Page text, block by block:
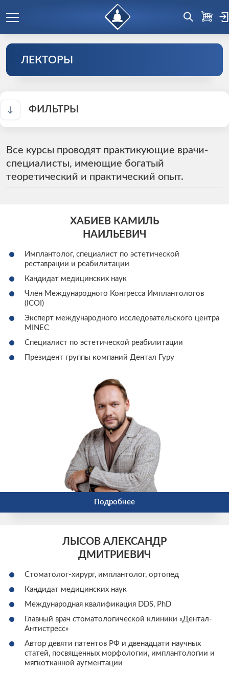
ЛЕКТОРЫ
↑ ФИЛЬТРЫ
Все курсы проводят практикующие врачи-
специалисты, имеющие богатый
теоретический и практический опыт.
ХАБИЕВ КАМИЛЬ
НАИЛЬЕВИЧ
Имплантолог, специалист по эстетической
реставрации и реабилитации
Кандидат медицинских наук
Член Международного Конгресса Имплантологов
(ICOI)
Эксперт международного исследовательского центра
MINEC
Специалист по эстетической реабилитации
Президент группы компаний Дентал Гуру
Подробнее
ЛЫСОВ АЛЕКСАНДР
ДМИТРИЕВИЧ
Стоматолог-хирург, имплантолог, ортопед
Кандидат медицинских наук
Международная квалификация DDS, PhD
Главный врач стоматологической клиники «Дентал-
Антистресс»
Автор девяти патентов РФ и двенадцати научных
статей, посвященных морфологии, имплантологии и
мягкотканной аугментации